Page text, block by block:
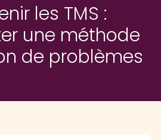
les TMS :
une méthode
de problèmes